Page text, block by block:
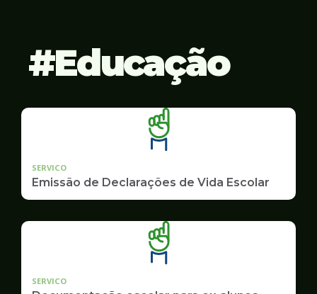
Educação
SERVICO
Emissão de Declarações de Vida Escolar
SERVICO